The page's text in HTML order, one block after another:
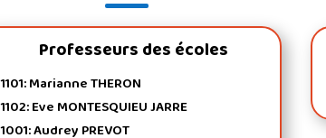
Professeurs des écoles
1101: Marianne THERON
1102: Eve MONTESQUIEU JARRE
1001: Audrey PREVOT